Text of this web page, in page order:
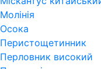
Молінія
Осока
Перистощетинник
Перловник високий